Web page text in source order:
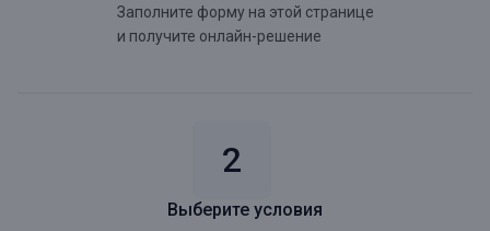
Заполните форму на этой странице
и получите онлайн-решение
Выберите условия